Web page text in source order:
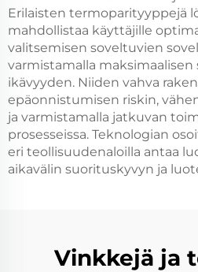
Erilaisten termoparityyppejä
mahdollistaa käyttäjille
valitsemisen soveltuvien
varmistamalla maksimaalisen
ikävyyden. Niiden vahva
epäonnistumisen riskin,
ja varmistamalla jatkuvan
prosesseissa. Teknologian
eri teollisuudenaloilla antaa
aikavälin suorituskyvyn ja
Vinkkejä ja